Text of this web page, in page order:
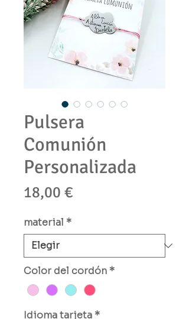
Pulsera
Comunión
Personalizada
18,00 €
material *
Color del cordón *
Idioma tarjeta *